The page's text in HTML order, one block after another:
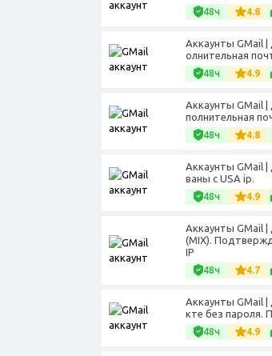
48ч 4.8
Аккаунты GMail
олнительная
48ч 4.9
Аккаунты GMail
полнительная
48ч 4.8
Аккаунты GMail |
ваны с USA ip.
48ч 4.9
Аккаунты GMail
(MIX).
IP
48ч 4.7
Аккаунты GMail
кте без пароля.
48ч 4.9